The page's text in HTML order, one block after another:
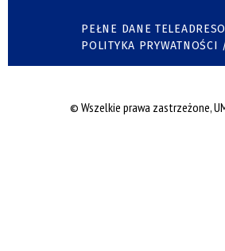
PEŁNE DANE
POLITYKA PRYWATNOŚCI
© Wszelkie prawa zastrzeżone,